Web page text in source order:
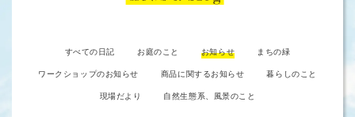
すべての日記 お庭のこと お知らせ まちの緑
ワークショップのお知らせ 商品に関するお知らせ 暮らしのこと
現場だより 自然生態系、風景のこと